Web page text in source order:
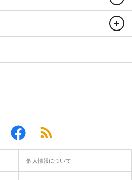
個人情報について